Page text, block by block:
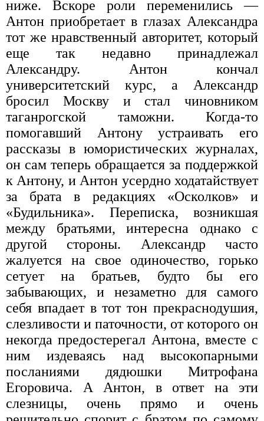
ниже. Вскоре роли переменились —
Антон приобретает в глазах Александра
тот же нравственный авторитет, который
еще так недавно принадлежал
Александру. Антон кончал
университетский курс, а Александр
бросил Москву и стал чиновником
таганрогской таможни. Когда-то
помогавший Антону устраивать его
рассказы в юмористических журналах,
он сам теперь обращается за поддержкой
к Антону, и Антон усердно ходатайствует
за брата в редакциях «Осколков» и
«Будильника». Переписка, возникшая
между братьями, интересна однако с
другой стороны. Александр часто
жалуется на свое одиночество, горько
сетует на братьев, будто бы его
забывающих, и незаметно для самого
себя впадает в тот тон прекраснодушия,
слезливости и паточности, от которого он
некогда предостерегал Антона, вместе с
ним издеваясь над высокопарными
посланиями дядюшки Митрофана
Егоровича. А Антон, в ответ на эти
слезницы, очень прямо и очень